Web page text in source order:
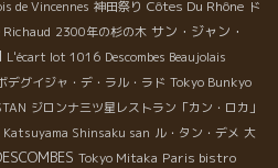
de Vincennes 神田祭り Côtes Du Rhône ド
Richaud 2300年の杉の木 サン・ジャン・
L'écart lot 1016 Descombes Beaujolais
デグイジャ・デ・ラル・ラド Tokyo Bunkyo
ジロンナ三ツ星レストラン「カン・ロカ」
Katsuyama Shinsaku san ル・タン・デメ 大
Tokyo Mitaka Paris bistro